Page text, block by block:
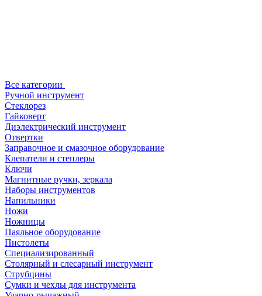
Все категории
Ручной инструмент
Стеклорез
Гайковерт
Диэлектрический инструмент
Отвертки
Заправочное и смазочное оборудование
Клепатели и степлеры
Ключи
Магнитные ручки, зеркала
Наборы инструментов
Напильники
Ножи
Ножницы
Паяльное оборудование
Пистолеты
Специализированный
Столярный и слесарный инструмент
Струбцины
Сумки и чехлы для инструмента